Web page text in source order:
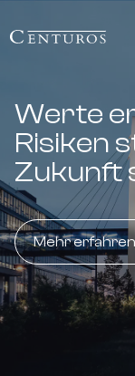
Werte
Risiken
Zukunft
Mehr erfahren